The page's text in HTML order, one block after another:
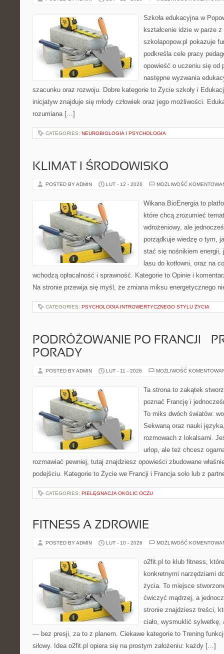
Szkoła edukacyjna w
kształcenie idzie w parze
szkolapopow.pl pokazuje
podkreśla cele pracy
opowieść o uczeniu się od
następne wyzwania
szacunku oraz rozwoju. Dobre kategorie to Życie szkoły i
inicjatyw znajduje się młody człowiek oraz jego możliwości.
rozumiana […]
CATEGORIES: NEUROBIOLOGIA I PSYCHOLOGIA
KLIMAT I ŚRODOWISKO
POSTED BY ADMIN LUT - 12 - 2026 MOŻLIWOŚĆ
Wikana BioEnergia to
które chcą zrozumieć
wdrożeniowy, ale
porządkuje wiedzę o tym,
stać się nośnikiem energii,
lasu do kotłowni, oraz na
wchodzą opłacalność i sprawność. Kategorie to Opinie i
Na stronie przewija się myśl, że zmiana miksu energetycznego
CATEGORIES: PSYCHOLOGIA INTROWERTYCZNEGO STYLU ŻYCIA
PODRÓŻOWANIE PO FRANCJI –
PORADY
POSTED BY ADMIN LUT - 11 - 2026 MOŻLIWOŚĆ
Ta strona to zakątek
poznać Francję i
To miks dwóch światów:
Sekwaną oraz nauki
rozmowach z lokalsami.
urlop, ale też chcesz
rozmawiać pewniej, tutaj znajdziesz opowieści zbudowane
podejściu. Kategorie to Życie we Francji i Francja solo lub z
CATEGORIES: PIELĘGNACJA OKOLIC OCZU
FITNESS A ZDROWIE
POSTED BY ADMIN LUT - 10 - 2026 MOŻLIWOŚĆ
o2fit.pl to klub fitness,
konkretnymi narzędziami
życia. To miejsce
ćwiczyć mądrzej, a
stronie znajdziesz treści,
ciało, wysmuklić sylwetkę,
— bez presji, za to z planem. Ciekawe kategorie to Trening
siłowy. Idea o2fit.pl opiera się na prostym założeniu: każdy […]